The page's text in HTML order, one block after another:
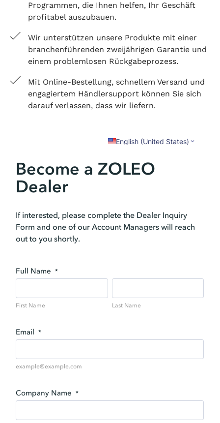
Programmen, die Ihnen helfen, Ihr Geschäft
profitabel auszubauen.
Wir unterstützen unsere Produkte mit einer
branchenführenden zweijährigen Garantie und
einem problemlosen Rückgabeprozess.
Mit Online-Bestellung, schnellem Versand und
engagiertem Händlersupport können Sie sich
darauf verlassen, dass wir liefern.